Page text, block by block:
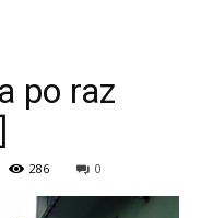
po raz
286 0